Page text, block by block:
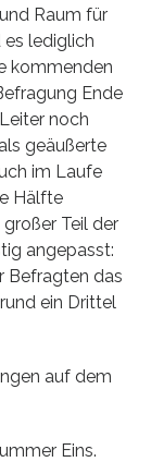
Raum für
es lediglich
kommenden
Ende
noch
geäußerte
im Laufe
Hälfte
Teil der
angepasst:
Befragten das
ein Drittel
auf dem
Eins.